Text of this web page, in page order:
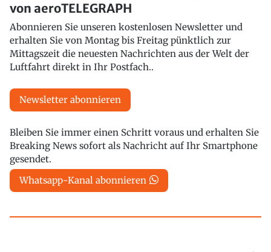
von aeroTELEGRAPH
Abonnieren Sie unseren kostenlosen Newsletter und
erhalten Sie von Montag bis Freitag pünktlich zur
Mittagszeit die neuesten Nachrichten aus der Welt der
Luftfahrt direkt in Ihr Postfach..
Newsletter abonnieren
Bleiben Sie immer einen Schritt voraus und erhalten Sie
Breaking News sofort als Nachricht auf Ihr Smartphone
gesendet.
Whatsapp-Kanal abonnieren